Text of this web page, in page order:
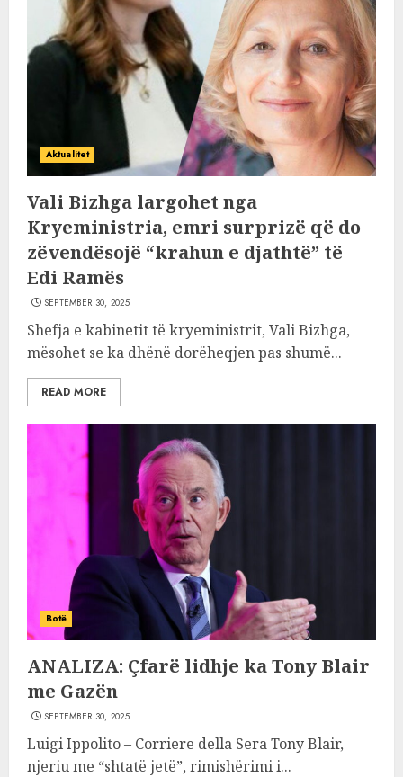
Aktualitet
Vali Bizhga largohet nga
Kryeministria, emri surprizë që do
zëvendësojë “krahun e djathtë” të
Edi Ramës
SEPTEMBER 30, 2025
Shefja e kabinetit të kryeministrit, Vali Bizhga,
mësohet se ka dhënë dorëheqjen pas shumë...
READ MORE
Botë
ANALIZA: Çfarë lidhje ka Tony Blair
me Gazën
SEPTEMBER 30, 2025
Luigi Ippolito – Corriere della Sera Tony Blair,
njeriu me “shtatë jetë”, rimishërimi i...